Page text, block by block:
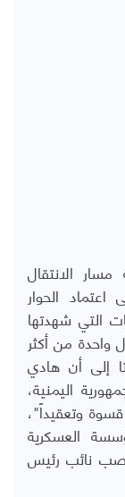
الانتقال
وحرصه على اعتماد الحوار
التي شهدتها
واحدة من أكثر
إلى أن هادي
اليمنية،
وتعقيداً"،
العسكرية
نائب رئيس